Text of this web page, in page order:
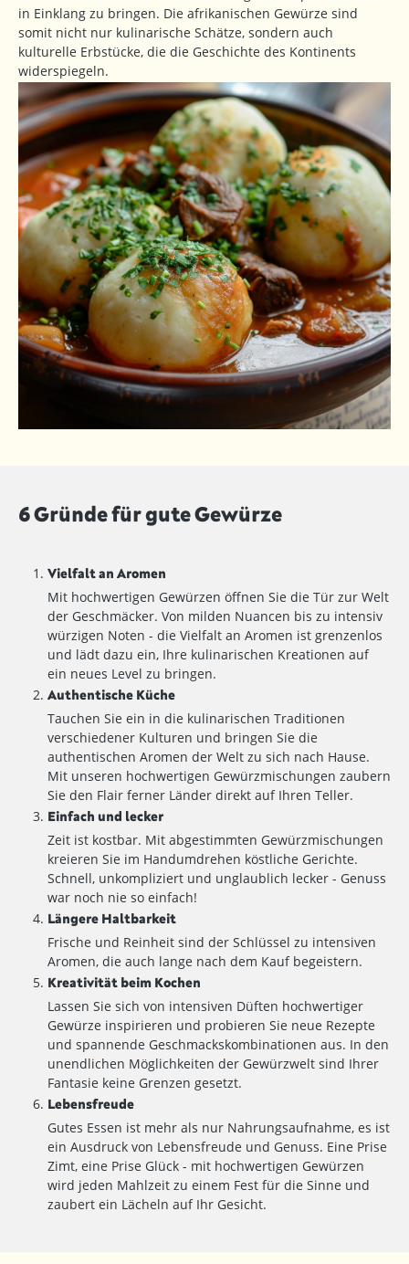
in Einklang zu bringen. Die afrikanischen Gewürze sind
somit nicht nur kulinarische Schätze, sondern auch
kulturelle Erbstücke, die die Geschichte des Kontinents
widerspiegeln.
6 Gründe für gute Gewürze
Vielfalt an Aromen
Mit hochwertigen Gewürzen öffnen Sie die Tür zur Welt
der Geschmäcker. Von milden Nuancen bis zu intensiv
würzigen Noten - die Vielfalt an Aromen ist grenzenlos
und lädt dazu ein, Ihre kulinarischen Kreationen auf
ein neues Level zu bringen.
Authentische Küche
Tauchen Sie ein in die kulinarischen Traditionen
verschiedener Kulturen und bringen Sie die
authentischen Aromen der Welt zu sich nach Hause.
Mit unseren hochwertigen Gewürzmischungen zaubern
Sie den Flair ferner Länder direkt auf Ihren Teller.
Einfach und lecker
Zeit ist kostbar. Mit abgestimmten Gewürzmischungen
kreieren Sie im Handumdrehen köstliche Gerichte.
Schnell, unkompliziert und unglaublich lecker - Genuss
war noch nie so einfach!
Längere Haltbarkeit
Frische und Reinheit sind der Schlüssel zu intensiven
Aromen, die auch lange nach dem Kauf begeistern.
Kreativität beim Kochen
Lassen Sie sich von intensiven Düften hochwertiger
Gewürze inspirieren und probieren Sie neue Rezepte
und spannende Geschmackskombinationen aus. In den
unendlichen Möglichkeiten der Gewürzwelt sind Ihrer
Fantasie keine Grenzen gesetzt.
Lebensfreude
Gutes Essen ist mehr als nur Nahrungsaufnahme, es ist
ein Ausdruck von Lebensfreude und Genuss. Eine Prise
Zimt, eine Prise Glück - mit hochwertigen Gewürzen
wird jeden Mahlzeit zu einem Fest für die Sinne und
zaubert ein Lächeln auf Ihr Gesicht.